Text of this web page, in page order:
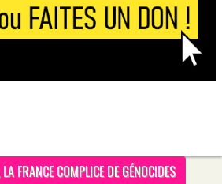
FRANCE COMPLICE DE GÉNOCIDES